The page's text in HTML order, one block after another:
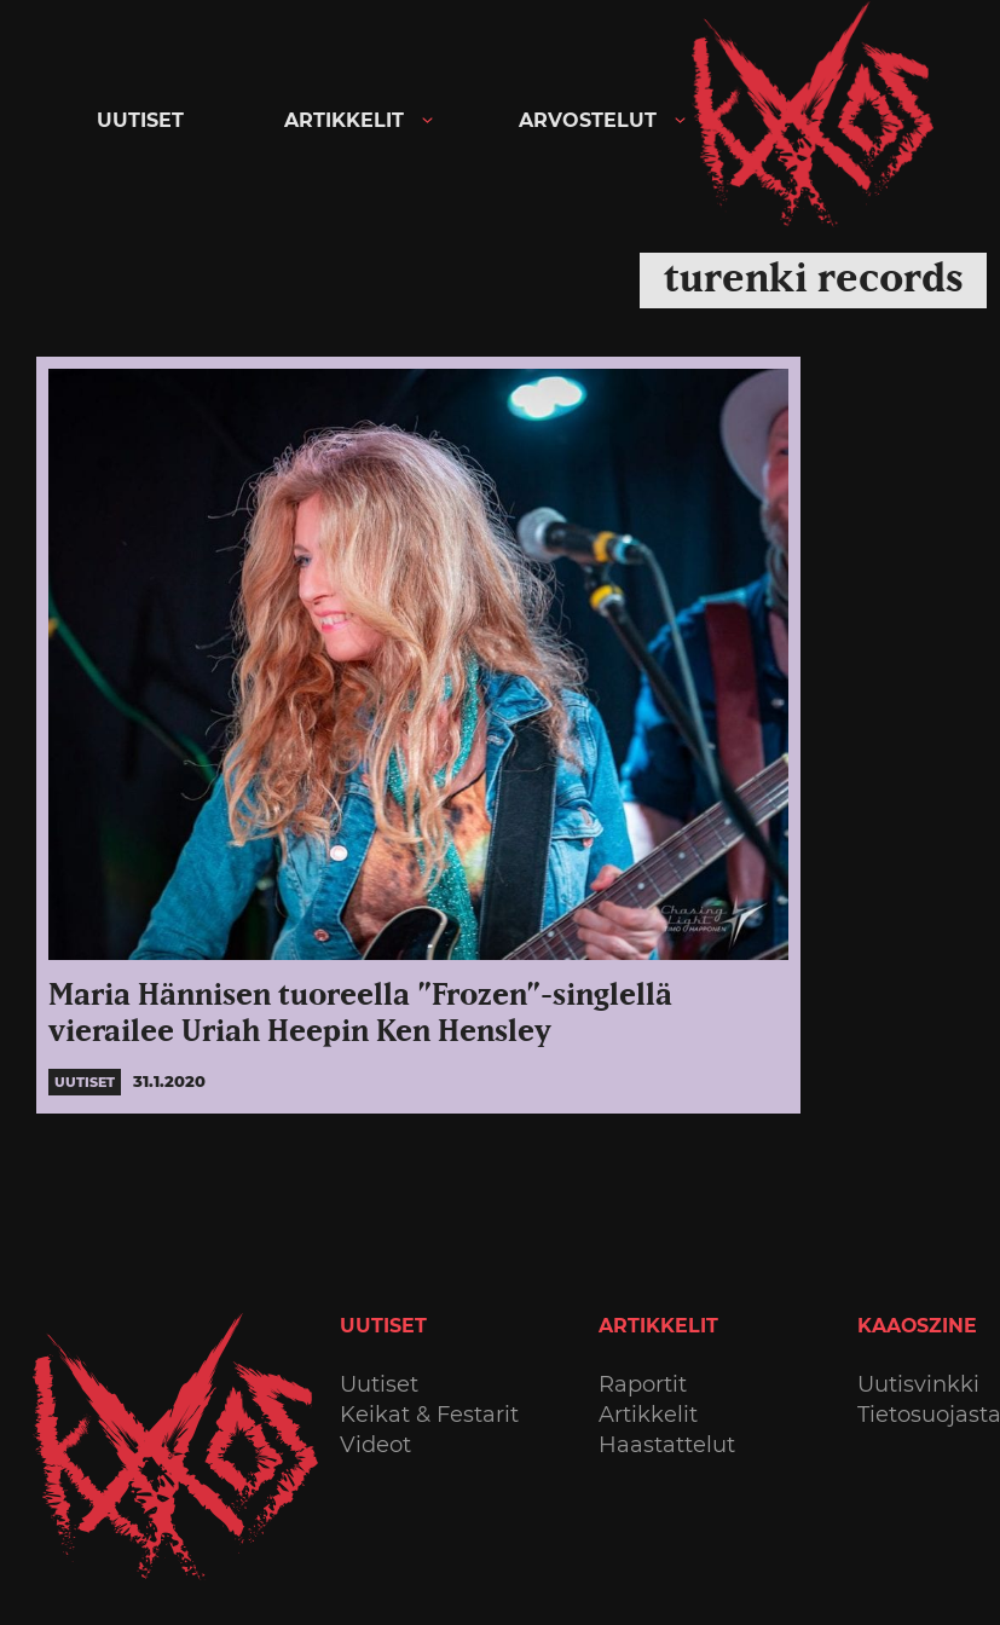
Kaaoszine
UUTISET ARTIKKELIT ARVOSTELUT
turenki records
Maria Hännisen tuoreella ”Frozen”-singlellä
vierailee Uriah Heepin Ken Hensley
UUTISET 31.1.2020
UUTISET
Uutiset
Keikat & Festarit
Videot
ARTIKKELIT
Raportit
Artikkelit
Haastattelut
KAAOSZINE
Uutisvinkki
Tietosuojasta